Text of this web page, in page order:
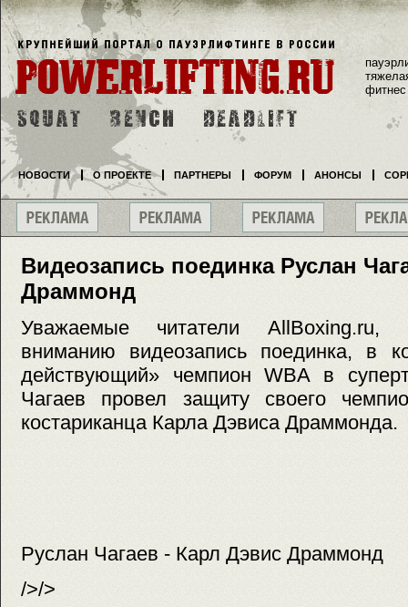
Видеозапись поединка Руслан
Драммонд
Уважаемые читатели AllBoxing.ru,
вниманию видеозапись поединка, в
действующий» чемпион WBA в
Чагаев провел защиту своего
костариканца Карла Дэвиса Драммонда.
Руслан Чагаев - Карл Дэвис Драммонд
/>/>
фитнес
НОВОСТИ О ПРОЕКТЕ ПАРТНЕРЫ ФОРУМ АНОНСЫ